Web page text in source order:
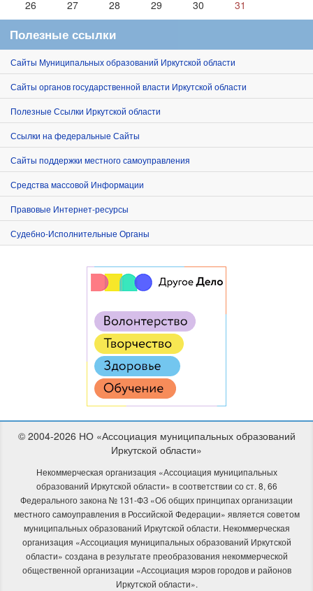
26
27 28 29 30 31
Полезные ссылки
Сайты Муниципальных образований Иркутской области
Сайты органов государственной власти Иркутской области
Полезные Ссылки Иркутской области
Ссылки на федеральные Сайты
Сайты поддержки местного самоуправления
Средства массовой Информации
Правовые Интернет-ресурсы
Судебно-Исполнительные Органы
© 2004-2026 НО «Ассоциация муниципальных образований
Иркутской области»
Некоммерческая организация «Ассоциация муниципальных
образований Иркутской области» в соответствии со ст. 8, 66
Федерального закона № 131-ФЗ «Об общих принципах организации
местного самоуправления в Российской Федерации» является советом
муниципальных образований Иркутской области. Некоммерческая
организация «Ассоциация муниципальных образований Иркутской
области» создана в результате преобразования некоммерческой
общественной организации «Ассоциация мэров городов и районов
Иркутской области».